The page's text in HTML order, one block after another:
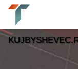
Новости